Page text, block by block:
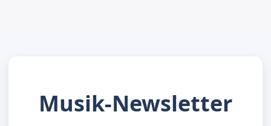
Musik-Newsletter